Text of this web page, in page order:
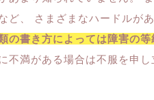
ど、 さまざまなハードルが
の書き方によっては障害の
不満がある場合は不服を申